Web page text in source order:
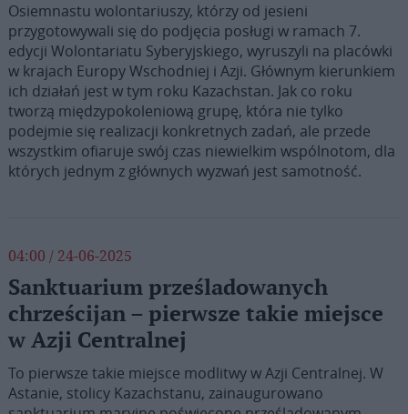
Osiemnastu wolontariuszy, którzy od jesieni
przygotowywali się do podjęcia posługi w ramach 7.
edycji Wolontariatu Syberyjskiego, wyruszyli na placówki
w krajach Europy Wschodniej i Azji. Głównym kierunkiem
ich działań jest w tym roku Kazachstan. Jak co roku
tworzą międzypokoleniową grupę, która nie tylko
podejmie się realizacji konkretnych zadań, ale przede
wszystkim ofiaruje swój czas niewielkim wspólnotom, dla
których jednym z głównych wyzwań jest samotność.
04:00 / 24-06-2025
Sanktuarium prześladowanych
chrześcijan – pierwsze takie miejsce
w Azji Centralnej
To pierwsze takie miejsce modlitwy w Azji Centralnej. W
Astanie, stolicy Kazachstanu, zainaugurowano